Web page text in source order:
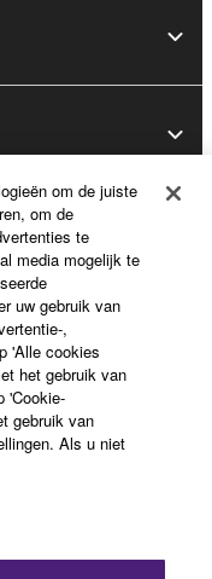
om de juiste
om de
te
media mogelijk te
uw gebruik van
,
'Alle cookies
het gebruik van
'Cookie-
gebruik van
Als u niet